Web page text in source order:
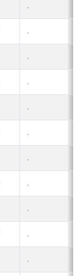
.
.
.
.
.
.
.
.
.
.
.